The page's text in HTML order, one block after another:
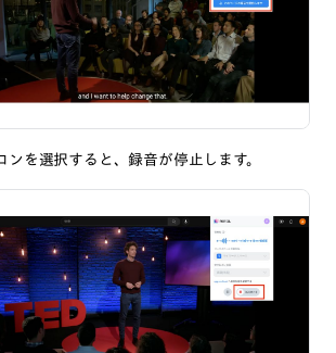
ンを選択すると、録音が停止します。